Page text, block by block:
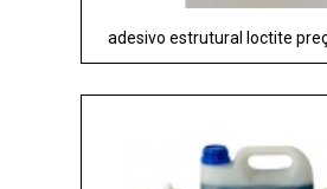
adesivo estrutural loctite